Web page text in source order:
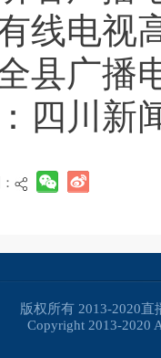
线电视
县广播
四川新
版权所有 2013-2020直
Copyright 2013-2020